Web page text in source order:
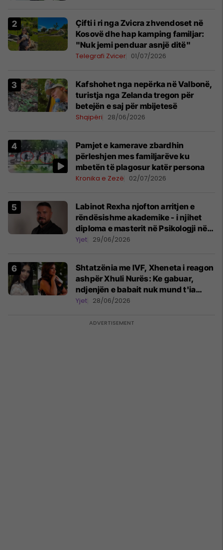
Çifti i ri nga Zvicra zhvendoset në
Kosovë dhe hap kamping familjar:
"Nuk jemi penduar asnjë ditë"
Telegrafi Zvicer 01/07/2026
Kafshohet nga nepërka në Valbonë,
turistja nga Zelanda tregon për
betejën e saj për mbijetesë
Shqipëri 28/06/2026
Pamjet e kamerave zbardhin
përleshjen mes familjarëve ku
mbetën të plagosur katër persona
Kronika e Zezë 02/07/2026
Labinot Rexha njofton arritjen e
rëndësishme akademike - i njihet
diploma e masterit në Psikologji në
Zvicër
Yjet 29/06/2026
Shtatzënia me IVF, Xheneta i reagon
ashpër Xhuli Nurës: Ke gabuar,
ndjenjën e babait nuk mund t'ia
plotësosh kurrë
Yjet 28/06/2026